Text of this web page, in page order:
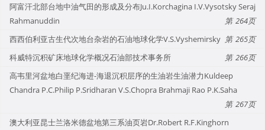
阿富汗北部台地中油气田的形成及分布Ju.I.Korchagina I.V.Vysotsky Seraj
Rahmanuddin
264
西西伯利亚古生代次地台杂岩的石油地球化学V.S.Vyshemirsky
265
科威特沉积矿床地球化学概况石油部技术事务所
266
高韦里河盆地白垩纪海进-海退沉积层序的生油岩生油潜力Kuldeep
Chandra P.C.Philip P.Sridharan V.S.Chopra Brahmaji Rao P.K.Saha
267
澳大利亚昆士兰洛米德盆地第三系油页岩Dr.Robert R.F.Kinghorn